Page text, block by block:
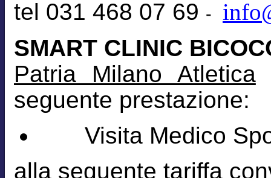
tel 031 468 07 69 -
SMART CLINIC
Patria Milano Atletica
seguente prestazione:
Visita Medico
alla seguente tariffa